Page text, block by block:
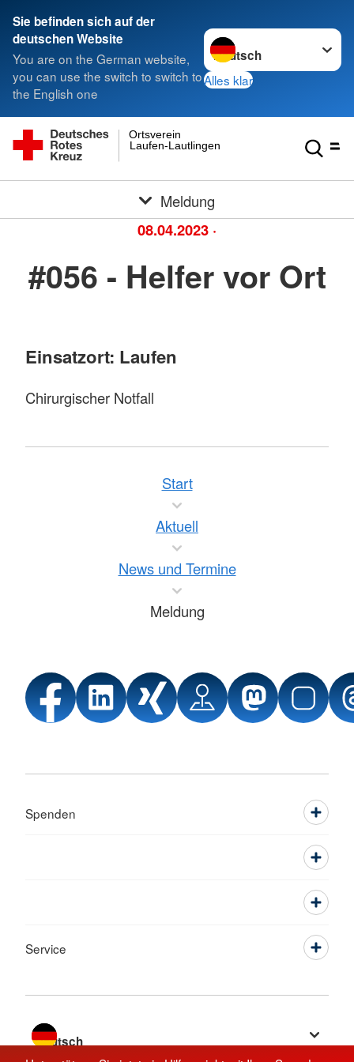
Sie befinden sich auf der
deutschen Website
You are on the German website,
you can use the switch to switch to
the English one
Sprache wechseln zu
Alles klar
Laufen-Lautlingen
Ortsverein
Meldung
08.04.2023 ·
#056 - Helfer vor Ort
Einsatzort: Laufen
Chirurgischer Notfall
Start
Aktuell
News und Termine
Meldung
Spenden
Service
Sprache wechseln zu